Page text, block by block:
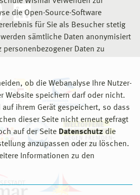
die Open-Source-Software
für Sie als Besucher stetig
sämtliche Daten anonymisiert
Daten zu
ob die Webanalyse Ihre Nutzer-
Website speichern darf oder nicht.
auf ihrem Gerät gespeichert, so dass
dieser Seite nicht erneut gefragt
auf der Seite Datenschutz die
anzupassen oder zu löschen.
Informationen zu den